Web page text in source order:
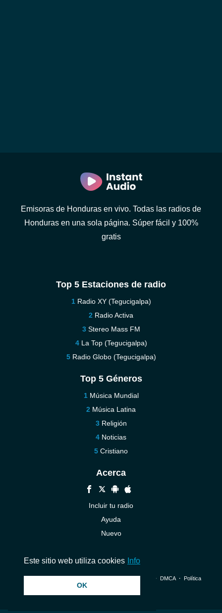
Emisoras de Honduras en vivo. Todas las radios de
Honduras en una sola página. Súper fácil y 100%
gratis
Top 5 Estaciones de radio
Radio XY (Tegucigalpa)
Radio Activa
Stereo Mass FM
La Top (Tegucigalpa)
Radio Globo (Tegucigalpa)
Top 5 Géneros
Música Mundial
Música Latina
Religión
Noticias
Cristiano
Acerca
Incluir tu radio
Ayuda
Nuevo
© 2026 InstantAudio. Reservados todos los derechos. ・ DMCA・ Política
Este sitio web utiliza cookies Info
OK